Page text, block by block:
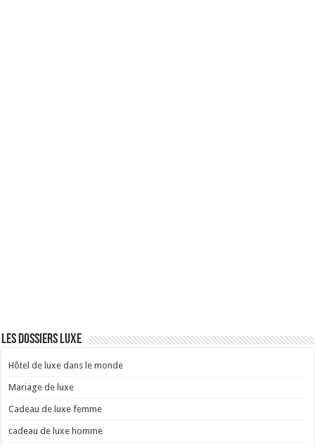
Les dossiers Luxe
Hôtel de luxe dans le monde
Mariage de luxe
Cadeau de luxe femme
cadeau de luxe homme